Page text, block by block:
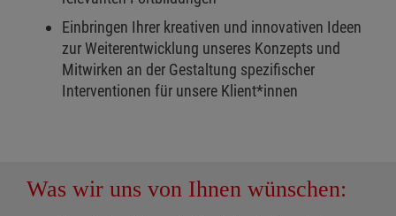
Einbringen Ihrer kreativen und innovativen Ideen
zur Weiterentwicklung unseres Konzepts und
Mitwirken an der Gestaltung spezifischer
Interventionen für unsere Klient*innen
Was wir uns von Ihnen wünschen: